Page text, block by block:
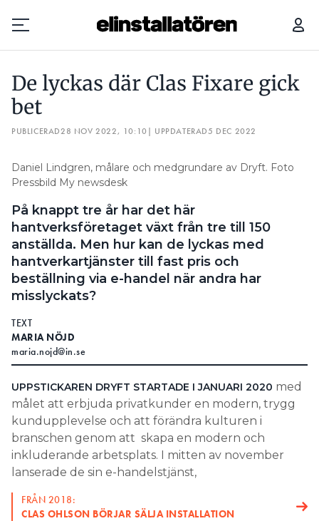
Prenumerera
Hantera prenumeration
Lediga jobb
Annonsera
Läs E-tidningen
Om tidningen
Kontakt
Search for:
SEARCH
De lyckas där Clas Fixare gick
bet
PUBLICERAD28 NOV 2022, 10:10 | UPPDATERAD5 DEC 2022
Daniel Lindgren, målare och medgrundare av Dryft. Foto
Pressbild My newsdesk
På knappt tre år har det här
hantverksföretaget växt från tre till 150
anställda. Men hur kan de lyckas med
hantverkartjänster till fast pris och
beställning via e-handel när andra har
misslyckats?
TEXT
MARIA NÖJD
maria.nojd@in.se
UPPSTICKAREN DRYFT STARTADE I JANUARI 2020 med
målet att erbjuda privatkunder en modern, trygg
kundupplevelse och att förändra kulturen i
branschen genom att skapa en modern och
inkluderande arbetsplats. I mitten av november
lanserade de sin e-handelstjänst,
FRÅN 2018:
CLAS OHLSON BÖRJAR SÄLJA INSTALLATION
DE LYCKAS DÄR CLAS FIXARE GICK BET